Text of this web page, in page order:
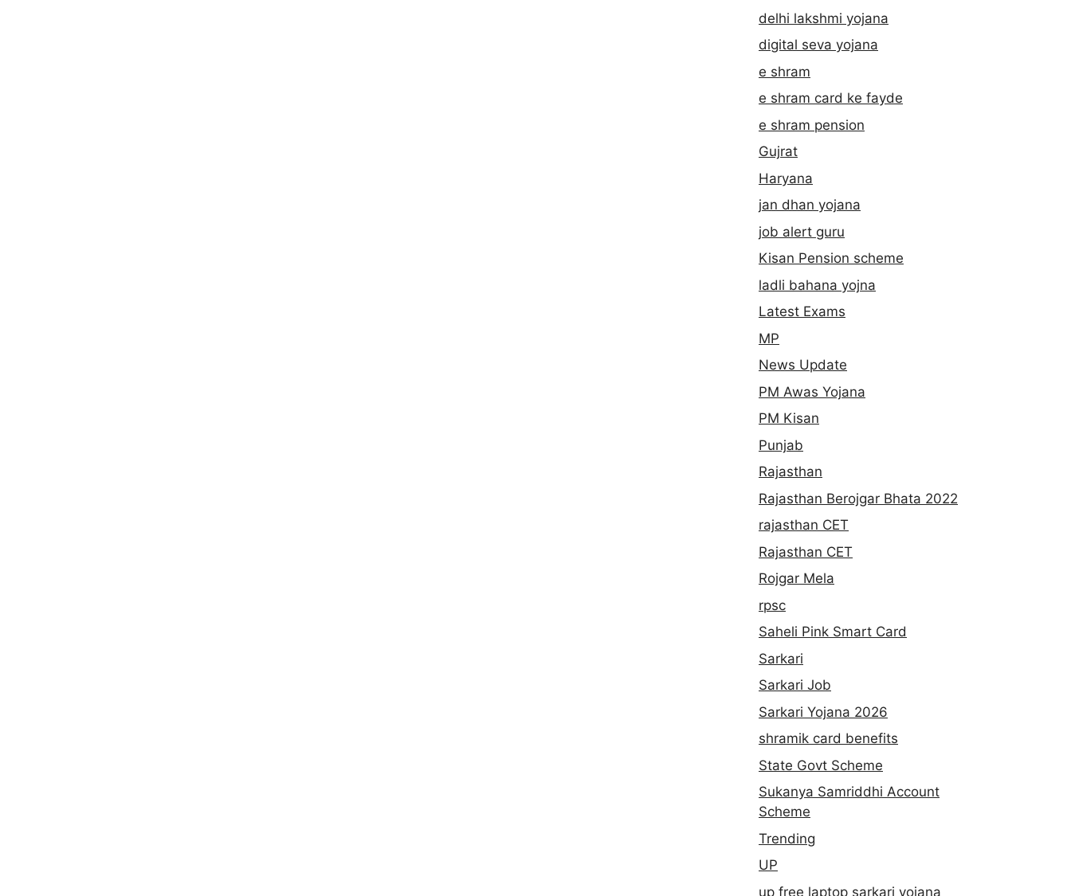
delhi lakshmi yojana
digital seva yojana
e shram
e shram card ke fayde
e shram pension
Gujrat
Haryana
jan dhan yojana
job alert guru
Kisan Pension scheme
ladli bahana yojna
Latest Exams
MP
News Update
PM Awas Yojana
PM Kisan
Punjab
Rajasthan
Rajasthan Berojgar Bhata 2022
rajasthan CET
Rajasthan CET
Rojgar Mela
rpsc
Saheli Pink Smart Card
Sarkari
Sarkari Job
Sarkari Yojana 2026
shramik card benefits
State Govt Scheme
Sukanya Samriddhi Account
Scheme
Trending
UP
up free laptop sarkari yojana